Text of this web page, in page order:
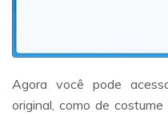
Agora você pode
original, como de